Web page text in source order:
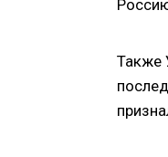
Также